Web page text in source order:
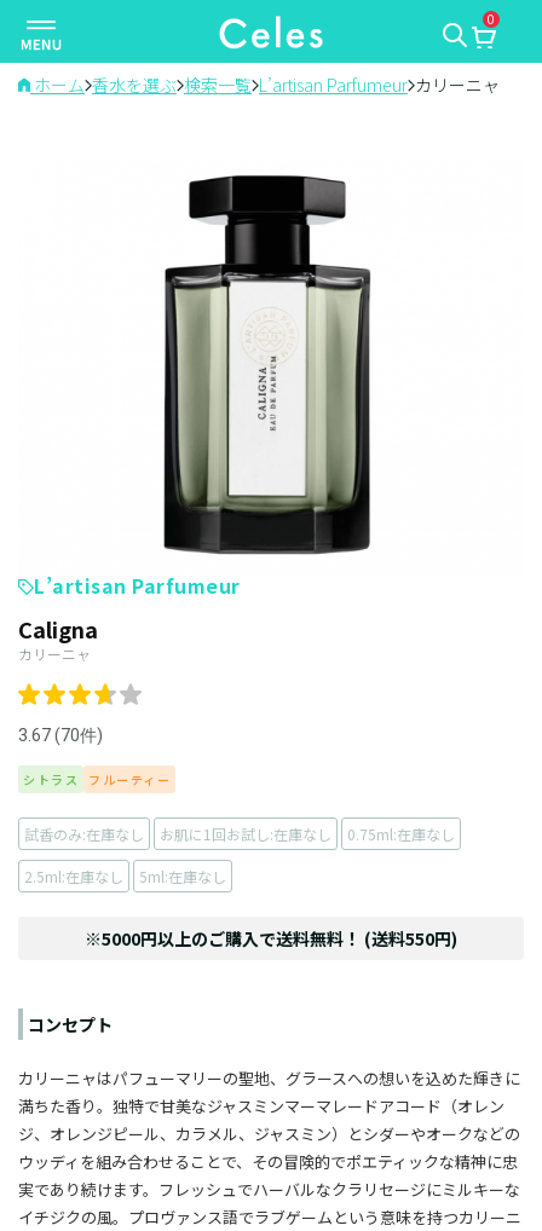
ナ
ビ
ゲ
0
ホーム 香水を選ぶ 検索一覧 L’artisan Parfumeur カリーニャ
L’artisan Parfumeur
Caligna
カリーニャ
3.67 (70件)
シトラス フルーティー
試香のみ:在庫なし お肌に1回お試し:在庫なし 0.75ml:在庫なし
2.5ml:在庫なし 5ml:在庫なし
※5000円以上のご購入で送料無料！ (送料550円)
コンセプト
カリーニャはパフューマリーの聖地、グラースへの想いを込めた輝きに
満ちた香り。独特で甘美なジャスミンマーマレードアコード（オレン
ジ、オレンジピール、カラメル、ジャスミン）とシダーやオークなどの
ウッディを組み合わせることで、その冒険的でポエティックな精神に忠
実であり続けます。フレッシュでハーバルなクラリセージにミルキーな
イチジクの風。プロヴァンス語でラブゲームという意味を持つカリーニ